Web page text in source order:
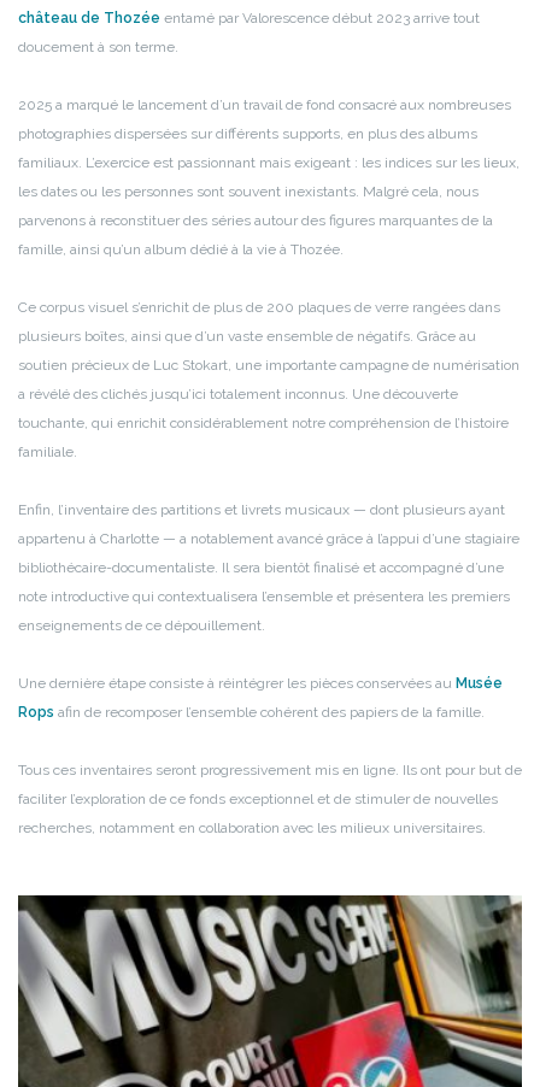
château de Thozée entamé par Valorescence début 2023 arrive tout
doucement à son terme.
2025 a marqué le lancement d’un travail de fond consacré aux nombreuses
photographies dispersées sur différents supports, en plus des albums
familiaux. L’exercice est passionnant mais exigeant : les indices sur les lieux,
les dates ou les personnes sont souvent inexistants. Malgré cela, nous
parvenons à reconstituer des séries autour des figures marquantes de la
famille, ainsi qu’un album dédié à la vie à Thozée.
Ce corpus visuel s’enrichit de plus de 200 plaques de verre rangées dans
plusieurs boîtes, ainsi que d’un vaste ensemble de négatifs. Grâce au
soutien précieux de Luc Stokart, une importante campagne de numérisation
a révélé des clichés jusqu’ici totalement inconnus. Une découverte
touchante, qui enrichit considérablement notre compréhension de l’histoire
familiale.
Enfin, l’inventaire des partitions et livrets musicaux — dont plusieurs ayant
appartenu à Charlotte — a notablement avancé grâce à l’appui d’une stagiaire
bibliothécaire-documentaliste. Il sera bientôt finalisé et accompagné d’une
note introductive qui contextualisera l’ensemble et présentera les premiers
enseignements de ce dépouillement.
Une dernière étape consiste à réintégrer les pièces conservées au Musée
Rops afin de recomposer l’ensemble cohérent des papiers de la famille.
Tous ces inventaires seront progressivement mis en ligne. Ils ont pour but de
faciliter l’exploration de ce fonds exceptionnel et de stimuler de nouvelles
recherches, notamment en collaboration avec les milieux universitaires.